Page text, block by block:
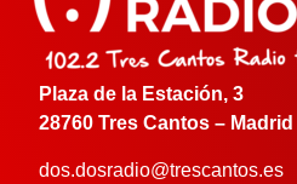
Plaza de la Estación, 3
28760 Tres Cantos – Madrid
dos.dosradio@trescantos.es